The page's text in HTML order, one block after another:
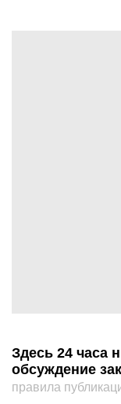
Здесь 24 часа
обсуждение
правила